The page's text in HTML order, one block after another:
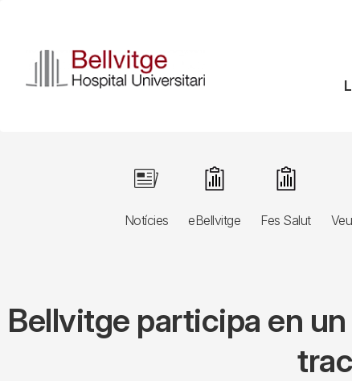
contingut
Notícies
Image
eBellvitge
Image
Fes Salut
Image
Bellvitge participa en